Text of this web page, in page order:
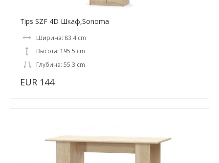
Tips SZF 4D Шкаф,Sonoma
Ширина: 83.4 cm
Высота: 195.5 cm
Глубина: 55.3 cm
EUR 144